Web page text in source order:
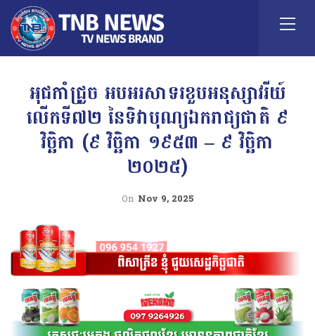
អុជកាំជ្រួច អបអរសាទរខួបអនុស្សាវរីយ៍
លើកទី៧២ នៃទិវាបុណ្យឯករាជ្យជាតិ ៩
វិច្ឆិកា (៩ វិច្ឆិកា ១៩៥៣ – ៩ វិច្ឆិកា
២០២៥)
On Nov 9, 2025